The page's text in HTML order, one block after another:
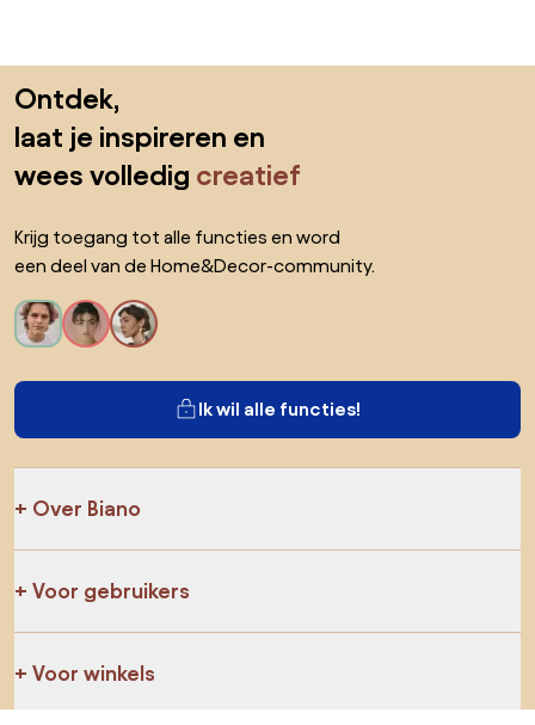
Ontdek,
laat je inspireren en
wees volledig creatief
Krijg toegang tot alle functies en word
een deel van de Home&Decor-community.
Ik wil alle functies!
Over Biano
Voor gebruikers
Voor winkels